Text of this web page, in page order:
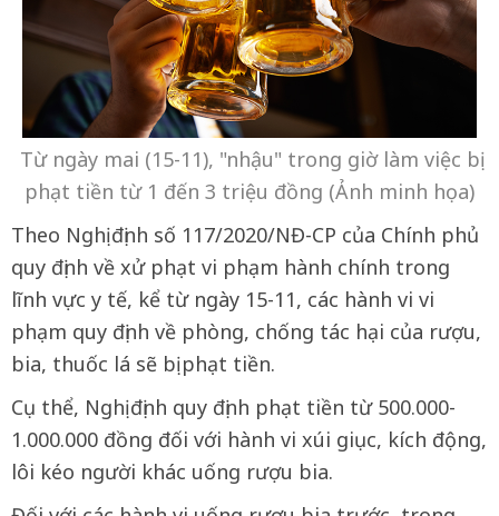
Từ ngày mai (15-11), "nhậu" trong giờ làm việc bị
phạt tiền từ 1 đến 3 triệu đồng (Ảnh minh họa)
Theo Nghị định số 117/2020/NĐ-CP của Chính phủ
quy định về xử phạt vi phạm hành chính trong
lĩnh vực y tế, kể từ ngày 15-11, các hành vi vi
phạm quy định về phòng, chống tác hại của rượu,
bia, thuốc lá sẽ bị phạt tiền.
Cụ thể, Nghị định quy định phạt tiền từ 500.000-
1.000.000 đồng đối với hành vi xúi giục, kích động,
lôi kéo người khác uống rượu bia.